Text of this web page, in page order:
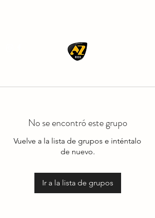
No se encontró este grupo
Vuelve a la lista de grupos e inténtalo
de nuevo.
Ir a la lista de grupos